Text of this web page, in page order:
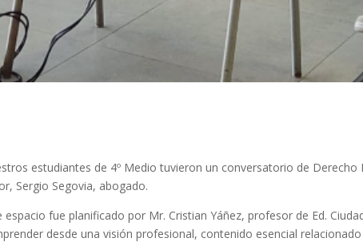
estudiantes de 4º Medio tuvieron un conversatorio de
Sergio Segovia, abogado.
espacio fue planificado por Mr. Cristian Yáñez, profesor de Ed.
desde una visión profesional, contenido esencial